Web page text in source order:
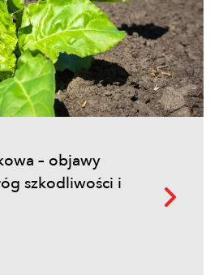
jak rozpoznać
szkody w
– objawy
szkodliwości i